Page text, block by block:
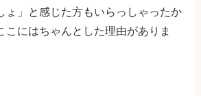
ょ」と感じた方もいらっしゃったか
こにはちゃんとした理由がありま